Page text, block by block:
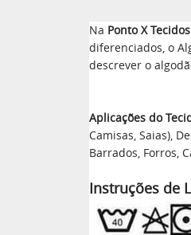
Na Ponto X Tecidos
diferenciados, o
descrever o
Aplicações do
Camisas, Saias),
Barrados, Forros,
Instruções de